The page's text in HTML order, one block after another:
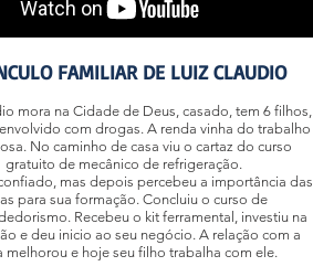
FAMILIAR DE LUIZ CLAUDIO
mora na Cidade de Deus, casado, tem 6 filhos,
com drogas. A renda vinha do trabalho
No caminho de casa viu o cartaz do curso
gratuito de mecânico de refrigeração.
mas depois percebeu a importância das
para sua formação. Concluiu o curso de
Recebeu o kit ferramental, investiu na
e deu inicio ao seu negócio. A relação com a
melhorou e hoje seu filho trabalha com ele.